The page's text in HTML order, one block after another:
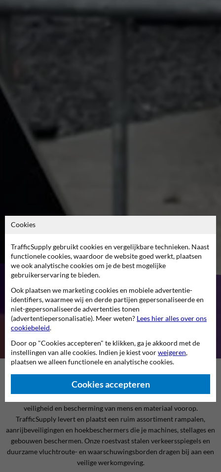
Safety
Veiligheidsborden en afzetmaterialen
Veiligheid voorop
veiligheid en bescherming van mens en materiaal voorop.
TrafficSupply levert en plaatst een ruim assortiment rampalen,
aanrijbeveiligingen en hoekbeschermers die je machines, stellages en
gebouwen beschermen. Onze roestvast stalen verkeersspiegels en
duurzame vluchtroute- en waarschuwingsborden dragen bij aan een
veilige werkomgeving.
Cookies
TrafficSupply gebruikt cookies en vergelijkbare technieken. Naast
functionele cookies, waardoor de website goed werkt, plaatsen
we ook analytische cookies om je de best mogelijke
gebruikerservaring te bieden.
Ook plaatsen we marketing cookies en mobiele advertentie-
identifiers, waarmee wij en derde partijen gepersonaliseerde en
niet-gepersonaliseerde advertenties tonen
(advertentiepersonalisatie). Meer weten? Lees hier alles over ons
cookiebeleid.
Door op "Cookies accepteren" te klikken, ga je akkoord met de
instellingen van alle cookies. Indien je kiest voorweigeren,
plaatsen we alleen functionele en analytische cookies.
Cookies accepteren